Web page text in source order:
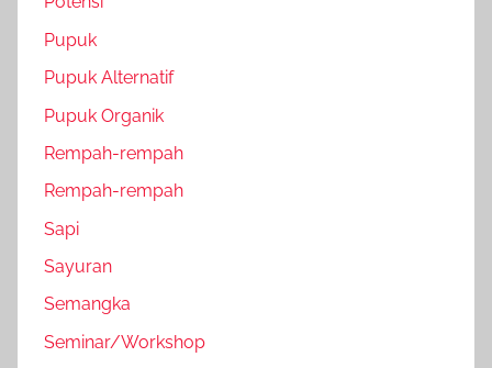
Pupuk
Pupuk Alternatif
Pupuk Organik
Rempah-rempah
Rempah-rempah
Sapi
Sayuran
Semangka
Seminar/Workshop